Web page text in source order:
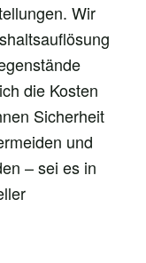
Wir
die Kosten
Sicherheit
und
– sei es in